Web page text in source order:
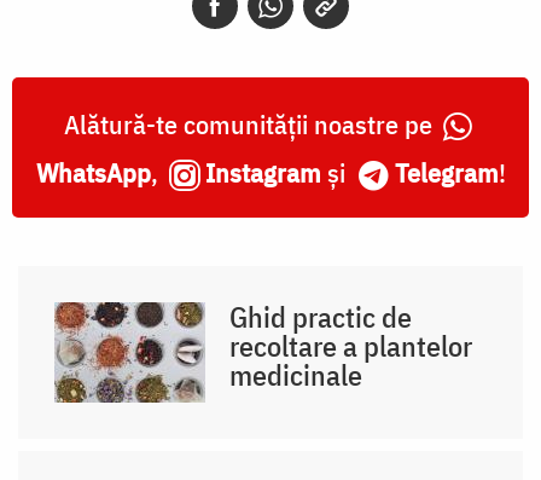
Alătură-te comunității noastre pe
WhatsApp, Instagram și Telegram!
Ghid practic de
recoltare a plantelor
medicinale